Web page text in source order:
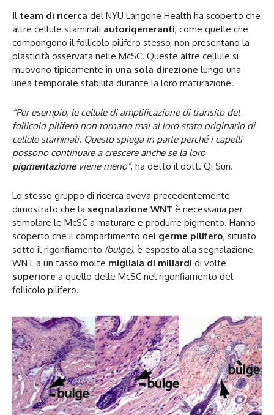
Il team di ricerca del NYU Langone Health ha scoperto che
altre cellule staminali autorigeneranti, come quelle che
compongono il follicolo pilifero stesso, non presentano la
plasticità osservata nelle McSC. Queste altre cellule si
muovono tipicamente in una sola direzione lungo una
linea temporale stabilita durante la loro maturazione.
“Per esempio, le cellule di amplificazione di transito del
follicolo pilifero non tornano mai al loro stato originario di
cellule staminali. Questo spiega in parte perché i capelli
possono continuare a crescere anche se la loro
pigmentazioneviene meno”, ha detto il dott. Qi Sun.
Lo stesso gruppo di ricerca aveva precedentemente
dimostrato che la segnalazione WNT è necessaria per
stimolare le McSC a maturare e produrre pigmento. Hanno
scoperto che il compartimento del germe pilifero, situato
sotto il rigonfiamento (bulge), è esposto alla segnalazione
WNT a un tasso molte migliaia di miliardi di volte
superiore a quello delle McSC nel rigonfiamento del
follicolo pilifero.